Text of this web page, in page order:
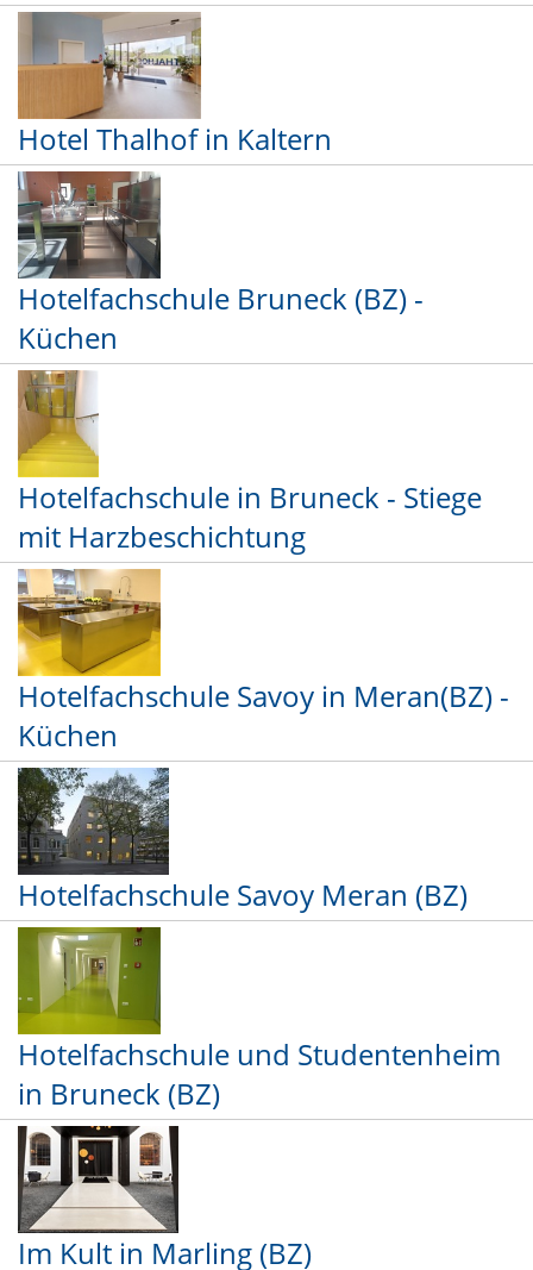
Hotel Thalhof in Kaltern
Hotelfachschule Bruneck (BZ) -
Küchen
Hotelfachschule in Bruneck - Stiege
mit Harzbeschichtung
Hotelfachschule Savoy in Meran(BZ) -
Küchen
Hotelfachschule Savoy Meran (BZ)
Hotelfachschule und Studentenheim
in Bruneck (BZ)
Im Kult in Marling (BZ)